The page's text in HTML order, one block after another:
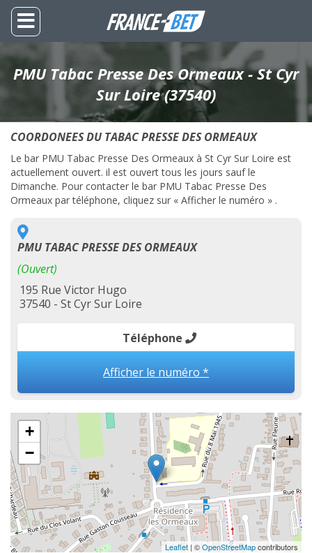
PMU Tabac Presse Des Ormeaux - St Cyr
Sur Loire (37540)
COORDONEES DU TABAC PRESSE DES ORMEAUX
Le bar PMU Tabac Presse Des Ormeaux à St Cyr Sur Loire est
actuellement ouvert. il est ouvert tous les jours sauf le
Dimanche. Pour contacter le bar PMU Tabac Presse Des
Ormeaux par téléphone, cliquez sur « Afficher le numéro » .
PMU TABAC PRESSE DES ORMEAUX
(Ouvert)
195 Rue Victor Hugo
37540 - St Cyr Sur Loire
Téléphone
Afficher le numéro *
+
−
Leaflet | ©OpenStreetMapcontributors